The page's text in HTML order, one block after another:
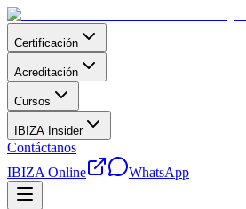
Certificación
Acreditación
Cursos
IBIZA Insider
Contáctanos
IBIZA Online
WhatsApp